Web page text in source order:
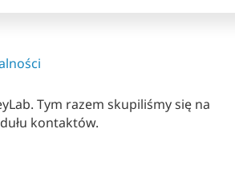
Tym razem skupiliśmy się na
kontaktów.